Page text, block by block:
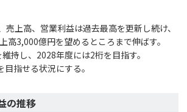
売上高、営業利益は過去最高を更新し続け、
高3,000億円を望めるところまで伸ばす。
持し、2028年度には2桁を目指す。
指せる状況にする。
の推移